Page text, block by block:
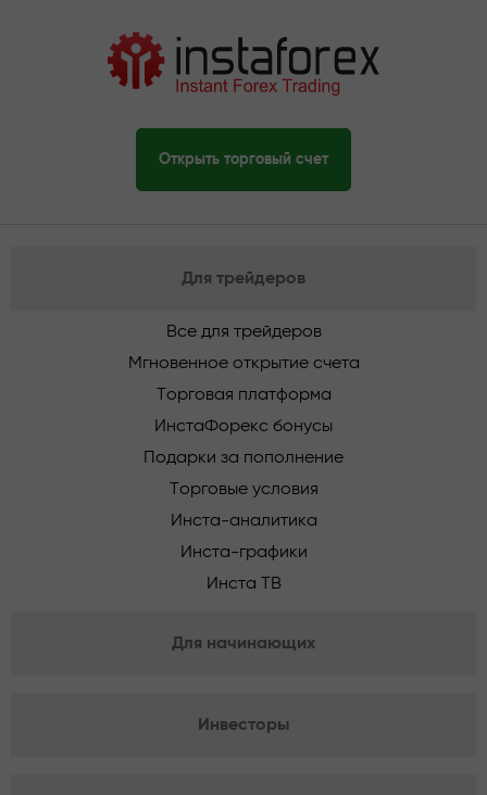
Открыть торговый счет
Для трейдеров
Все для трейдеров
Мгновенное открытие счета
Торговая платформа
ИнстаФорекс бонусы
Подарки за пополнение
Торговые условия
Инста-аналитика
Инста-графики
Инста ТВ
Для начинающих
Инвесторы